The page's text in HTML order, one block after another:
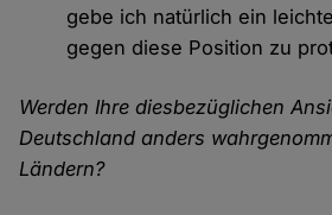
gebe ich natürlich ein
gegen diese Position zu
Werden Ihre diesbezüglichen
Deutschland anders
Ländern?